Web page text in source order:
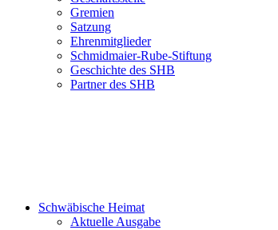
Gremien
Satzung
Ehrenmitglieder
Schmidmaier-Rube-Stiftung
Geschichte des SHB
Partner des SHB
Schwäbische Heimat
Aktuelle Ausgabe